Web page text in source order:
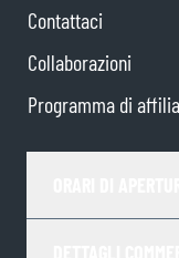
Contattaci
Collaborazioni
Programma di